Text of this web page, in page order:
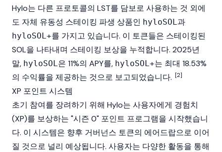
Hylo는 다른 프로토콜의 LST를 담보로 사용하는 것 외에
도 자체 유동성 스테이킹 파생 상품인 hyloSOL과
hyloSOL+를 가지고 있습니다. 이 토큰들은 스테이킹된
SOL을 나타내며 스테이킹 보상을 누적합니다. 2025년
말, hyloSOL은 11%의 APY를, hyloSOL+는 최대 18.53%
의 수익률을 제공하는 것으로 보고되었습니다. [2]
XP 포인트 시스템
초기 참여를 장려하기 위해 Hylo는 사용자에게 경험치
(XP)를 보상하는 "시즌 0" 포인트 프로그램을 시작했습니
다. 이 시스템은 향후 거버넌스 토큰의 에어드랍으로 이어
질 것으로 널리 예상됩니다. 사용자는 다양한 활동을 통해